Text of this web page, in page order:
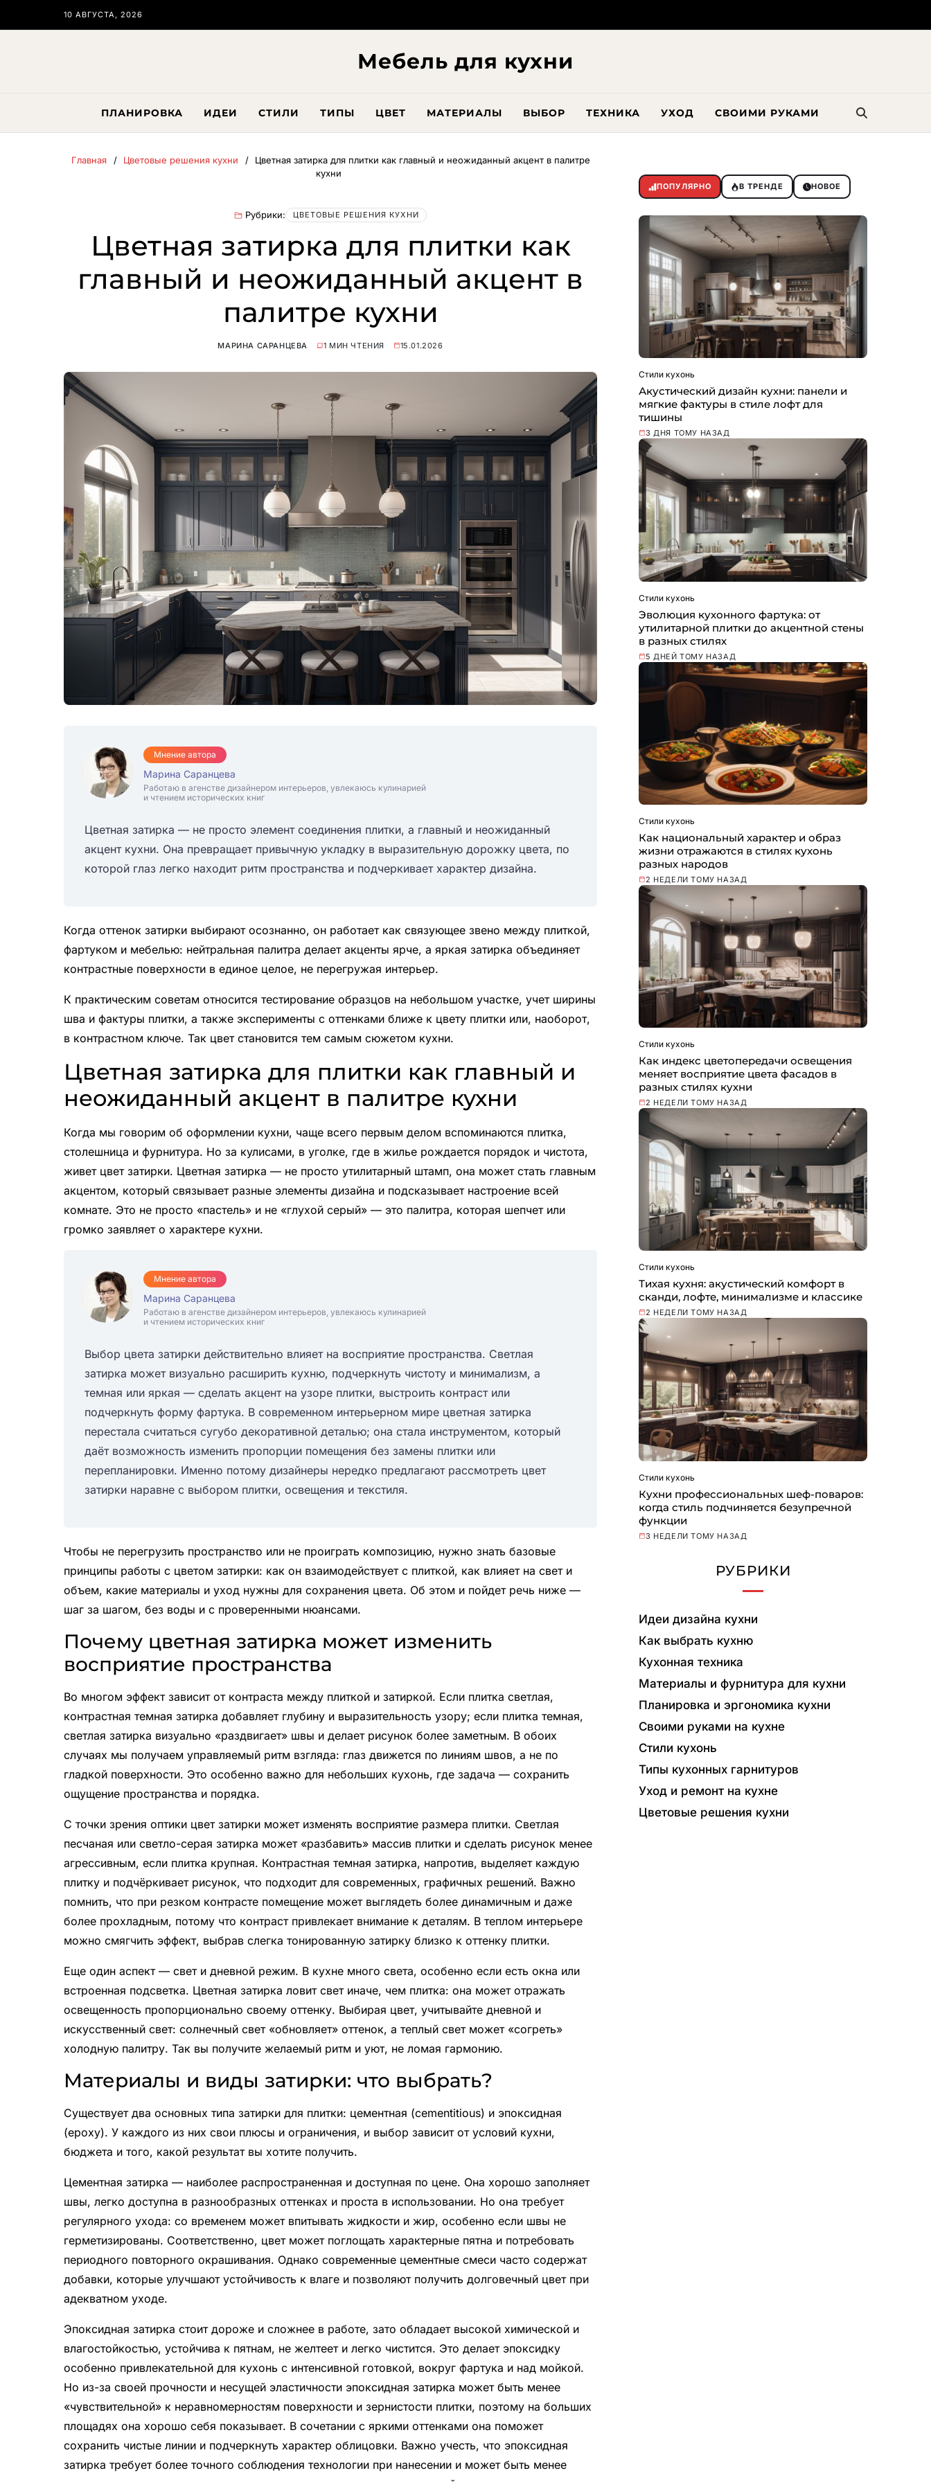
10 АВГУСТА, 2026
Мебель для кухни
ПЛАНИРОВКА ИДЕИ СТИЛИ ТИПЫ ЦВЕТ МАТЕРИАЛЫ ВЫБОР ТЕХНИКА УХОД СВОИМИ РУКАМИ
Главная Цветовые решения кухни
Цветная затирка для плитки как главный и неожиданный акцент в палитре
кухни
Рубрики: ЦВЕТОВЫЕ РЕШЕНИЯ КУХНИ
Цветная затирка для плитки как
главный и неожиданный акцент в
палитре кухни
МАРИНА САРАНЦЕВА 1 МИН ЧТЕНИЯ 15.01.2026
Мнение автора
Марина Саранцева
Работаю в агенстве дизайнером интерьеров, увлекаюсь кулинарией
и чтением исторических книг
Цветная затирка — не просто элемент соединения плитки, а главный и неожиданный
акцент кухни. Она превращает привычную укладку в выразительную дорожку цвета, по
которой глаз легко находит ритм пространства и подчеркивает характер дизайна.
Когда оттенок затирки выбирают осознанно, он работает как связующее звено между плиткой,
фартуком и мебелью: нейтральная палитра делает акценты ярче, а яркая затирка объединяет
контрастные поверхности в единое целое, не перегружая интерьер.
К практическим советам относится тестирование образцов на небольшом участке, учет ширины
шва и фактуры плитки, а также эксперименты с оттенками ближе к цвету плитки или, наоборот,
в контрастном ключе. Так цвет становится тем самым сюжетом кухни.
Цветная затирка для плитки как главный и
неожиданный акцент в палитре кухни
Когда мы говорим об оформлении кухни, чаще всего первым делом вспоминаются плитка,
столешница и фурнитура. Но за кулисами, в уголке, где в жилье рождается порядок и чистота,
живет цвет затирки. Цветная затирка — не просто утилитарный штамп, она может стать главным
акцентом, который связывает разные элементы дизайна и подсказывает настроение всей
комнате. Это не просто «пастель» и не «глухой серый» — это палитра, которая шепчет или
громко заявляет о характере кухни.
Мнение автора
Марина Саранцева
Работаю в агенстве дизайнером интерьеров, увлекаюсь кулинарией
и чтением исторических книг
Выбор цвета затирки действительно влияет на восприятие пространства. Светлая
затирка может визуально расширить кухню, подчеркнуть чистоту и минимализм, а
темная или яркая — сделать акцент на узоре плитки, выстроить контраст или
подчеркнуть форму фартука. В современном интерьерном мире цветная затирка
перестала считаться сугубо декоративной деталью; она стала инструментом, который
даёт возможность изменить пропорции помещения без замены плитки или
перепланировки. Именно потому дизайнеры нередко предлагают рассмотреть цвет
затирки наравне с выбором плитки, освещения и текстиля.
Чтобы не перегрузить пространство или не проиграть композицию, нужно знать базовые
принципы работы с цветом затирки: как он взаимодействует с плиткой, как влияет на свет и
объем, какие материалы и уход нужны для сохранения цвета. Об этом и пойдет речь ниже —
шаг за шагом, без воды и с проверенными нюансами.
Почему цветная затирка может изменить
восприятие пространства
Во многом эффект зависит от контраста между плиткой и затиркой. Если плитка светлая,
контрастная темная затирка добавляет глубину и выразительность узору; если плитка темная,
светлая затирка визуально «раздвигает» швы и делает рисунок более заметным. В обоих
случаях мы получаем управляемый ритм взгляда: глаз движется по линиям швов, а не по
гладкой поверхности. Это особенно важно для небольших кухонь, где задача — сохранить
ощущение пространства и порядка.
С точки зрения оптики цвет затирки может изменять восприятие размера плитки. Светлая
песчаная или светло-серая затирка может «разбавить» массив плитки и сделать рисунок менее
агрессивным, если плитка крупная. Контрастная темная затирка, напротив, выделяет каждую
плитку и подчёркивает рисунок, что подходит для современных, графичных решений. Важно
помнить, что при резком контрасте помещение может выглядеть более динамичным и даже
более прохладным, потому что контраст привлекает внимание к деталям. В теплом интерьере
можно смягчить эффект, выбрав слегка тонированную затирку близко к оттенку плитки.
Еще один аспект — свет и дневной режим. В кухне много света, особенно если есть окна или
встроенная подсветка. Цветная затирка ловит свет иначе, чем плитка: она может отражать
освещенность пропорционально своему оттенку. Выбирая цвет, учитывайте дневной и
искусственный свет: солнечный свет «обновляет» оттенок, а теплый свет может «согреть»
холодную палитру. Так вы получите желаемый ритм и уют, не ломая гармонию.
Материалы и виды затирки: что выбрать?
Существует два основных типа затирки для плитки: цементная (cementitious) и эпоксидная
(epoxy). У каждого из них свои плюсы и ограничения, и выбор зависит от условий кухни,
бюджета и того, какой результат вы хотите получить.
Цементная затирка — наиболее распространенная и доступная по цене. Она хорошо заполняет
швы, легко доступна в разнообразных оттенках и проста в использовании. Но она требует
регулярного ухода: со временем может впитывать жидкости и жир, особенно если швы не
герметизированы. Соответственно, цвет может поглощать характерные пятна и потребовать
периодного повторного окрашивания. Однако современные цементные смеси часто содержат
добавки, которые улучшают устойчивость к влаге и позволяют получить долговечный цвет при
адекватном уходе.
Эпоксидная затирка стоит дороже и сложнее в работе, зато обладает высокой химической и
влагостойкостью, устойчива к пятнам, не желтеет и легко чистится. Это делает эпоксидку
особенно привлекательной для кухонь с интенсивной готовкой, вокруг фартука и над мойкой.
Но из-за своей прочности и несущей эластичности эпоксидная затирка может быть менее
«чувствительной» к неравномерностям поверхности и зернистости плитки, поэтому на больших
площадях она хорошо себя показывает. В сочетании с яркими оттенками она поможет
сохранить чистые линии и подчеркнуть характер облицовки. Важно учесть, что эпоксидная
затирка требует более точного соблюдения технологии при нанесении и может быть менее
ПОПУЛЯРНО В ТРЕНДЕ НОВОЕ
Стили кухонь
Акустический дизайн кухни: панели и
мягкие фактуры в стиле лофт для
тишины
3 ДНЯ ТОМУ НАЗАД
Стили кухонь
Эволюция кухонного фартука: от
утилитарной плитки до акцентной стены
в разных стилях
5 ДНЕЙ ТОМУ НАЗАД
Стили кухонь
Как национальный характер и образ
жизни отражаются в стилях кухонь
разных народов
2 НЕДЕЛИ ТОМУ НАЗАД
Стили кухонь
Как индекс цветопередачи освещения
меняет восприятие цвета фасадов в
разных стилях кухни
2 НЕДЕЛИ ТОМУ НАЗАД
Стили кухонь
Тихая кухня: акустический комфорт в
сканди, лофте, минимализме и классике
2 НЕДЕЛИ ТОМУ НАЗАД
Стили кухонь
Кухни профессиональных шеф-поваров:
когда стиль подчиняется безупречной
функции
3 НЕДЕЛИ ТОМУ НАЗАД
РУБРИКИ
Идеи дизайна кухни
Как выбрать кухню
Кухонная техника
Материалы и фурнитура для кухни
Планировка и эргономика кухни
Своими руками на кухне
Стили кухонь
Типы кухонных гарнитуров
Уход и ремонт на кухне
Цветовые решения кухни